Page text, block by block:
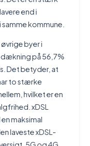
end i
kommune.
byer i
på 56,7%
Det betyder, at
to stærke
hvilket er en
xDSL
maksimal
laveste xDSL-